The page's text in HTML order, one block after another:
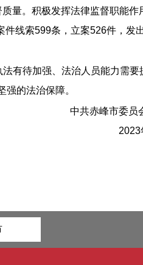
量。积极发挥法律监督职能作
线索599条，立案526件，发
有待加强、法治人员能力需要
的法治保障。
中共赤峰市委